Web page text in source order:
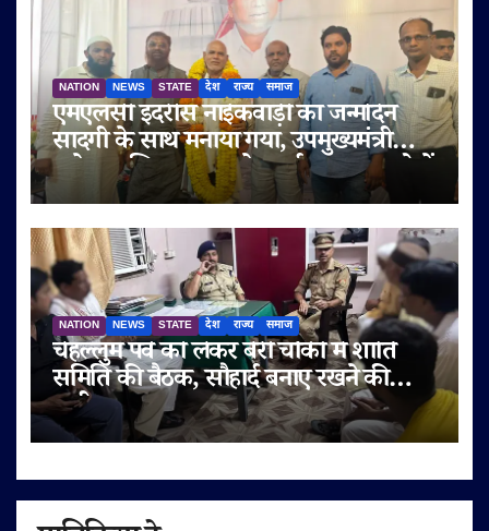
NATION NEWS STATE देश राज्य समाज
एमएलसी इदरीस नाईकवाड़ी का जन्मदिन
सादगी के साथ मनाया गया, उपमुख्यमंत्री
सुनेत्रा अजित पवार समेत कई गणमान्य लोगों
ने दी शुभकामनाएं
NATION NEWS STATE देश राज्य समाज
चेहल्लुम पर्व को लेकर बेरी चौकी में शांति
समिति की बैठक, सौहार्द बनाए रखने की
अपील